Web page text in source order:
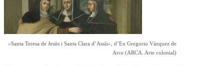
«Santa Teresa de Jesús i Santa Clara d’Assís», d’En Gregorio Vázquez de
Arce (ARCA. Arte colonial)